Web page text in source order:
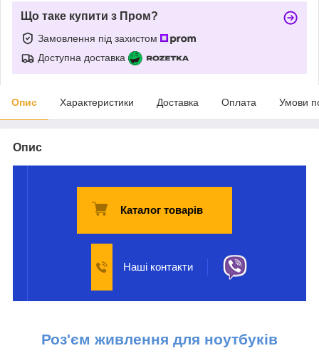
Що таке купити з Пром?
Замовлення під захистом
Доступна доставка
Опис Характеристики Доставка Оплата Умови
Опис
Каталог товарів
Наші контакти
Роз'єм живлення для ноутбуків